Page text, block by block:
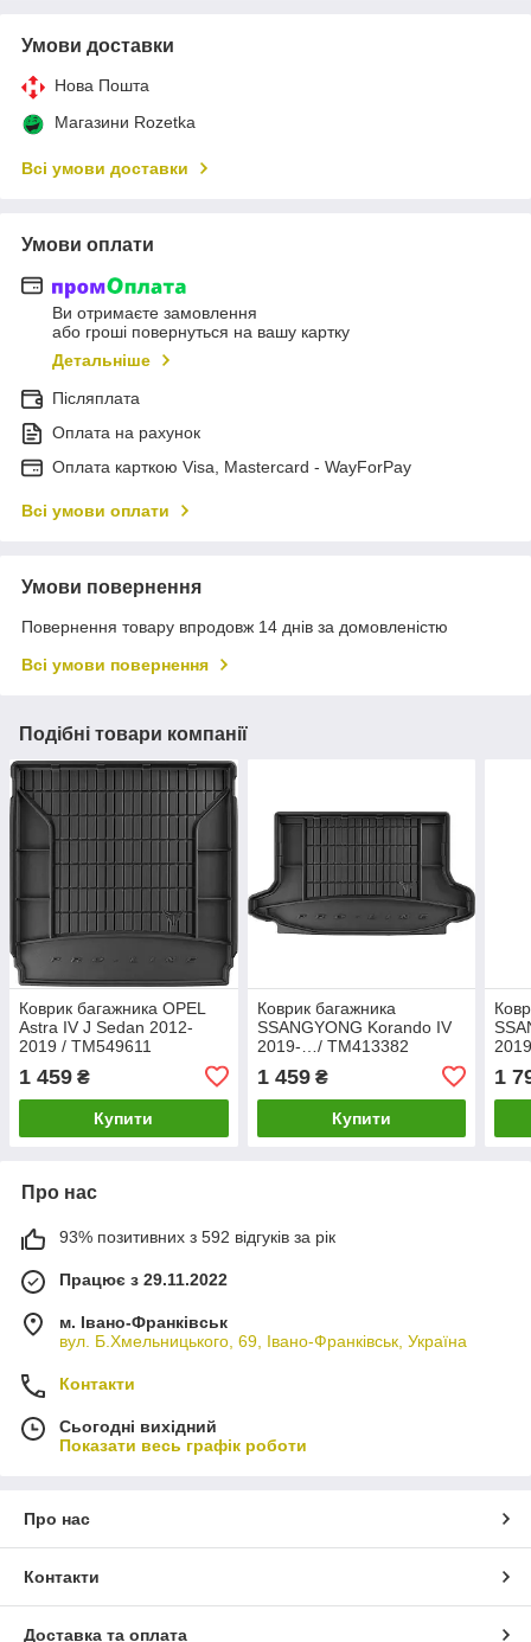
Умови доставки
Нова Пошта
Магазини Rozetka
Всі умови доставки
Умови оплати
Ви отримаєте замовлення
або гроші повернуться на вашу картку
Детальніше
Післяплата
Оплата на рахунок
Оплата карткою Visa, Mastercard - WayForPay
Всі умови оплати
Умови повернення
Повернення товару впродовж 14 днів за домовленістю
Всі умови повернення
Подібні товари компанії
Коврик багажника OPEL
Astra IV J Sedan 2012-
2019 / TM549611
1 459 ₴
Купити
Коврик багажника
SSANGYONG Korando IV
2019-…/ TM413382
1 459₴
Купити
1
Про нас
93% позитивних з 592 відгуків за рік
Працює з 29.11.2022
м. Івано-Франківськ
вул. Б.Хмельницького, 69, Івано-Франківськ, Україна
Контакти
Сьогодні вихідний
Показати весь графік роботи
Про нас
Контакти
Доставка та оплата